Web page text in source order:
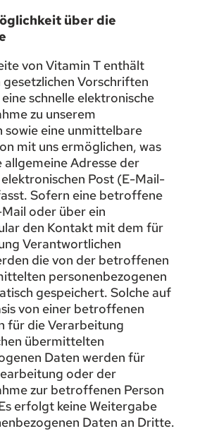
über die
von Vitamin T enthält
Vorschriften
schnelle elektronische
zu unserem
sowie eine unmittelbare
mit uns ermöglichen, was
allgemeine Adresse der
Post (E-Mail-
Sofern eine betroffene
oder über ein
den Kontakt mit dem für
Verantwortlichen
die von der betroffenen
personenbezogenen
gespeichert. Solche auf
von einer betroffenen
für die Verarbeitung
übermittelten
Daten werden für
oder der
zur betroffenen Person
erfolgt keine Weitergabe
Daten an Dritte.